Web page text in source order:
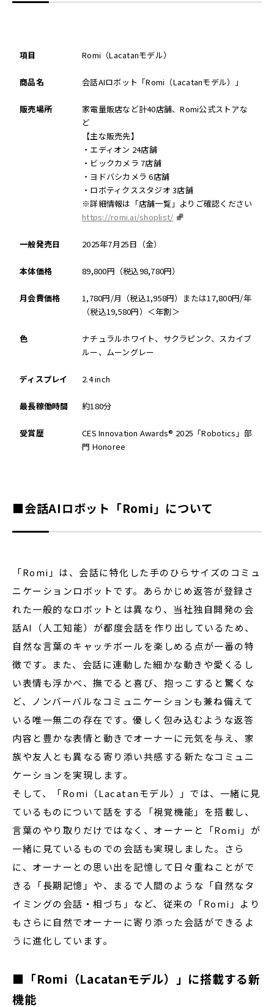
項目 Romi（Lacatanモデル）
商品名 会話AIロボット「Romi（Lacatanモデル）」
販売場所
家電量販店など計40店舗、Romi公式ストアな
ど
【主な販売先】
・エディオン 24店舗
・ビックカメラ 7店舗
・ヨドバシカメラ 6店舗
・ロボティクススタジオ 3店舗
※詳細情報は「店舗一覧」よりご確認ください
https://romi.ai/shoplist/
一般発売日 2025年7月25日（金）
本体価格 89,800円（税込98,780円）
月会費価格
1,780円/月（税込1,958円）または17,800円/年
（税込19,580円）＜年割＞
色
ナチュラルホワイト、サクラピンク、スカイブ
ルー、ムーングレー
ディスプレイ 2.4 inch
最長稼働時間 約180分
受賞歴
CES Innovation Awards® 2025「Robotics」部
門 Honoree
■会話AIロボット「Romi」について
「Romi」は、会話に特化した手のひらサイズのコミュ
ニケーションロボットです。あらかじめ返答が登録さ
れた一般的なロボットとは異なり、当社独自開発の会
話AI（人工知能）が都度会話を作り出しているため、
自然な言葉のキャッチボールを楽しめる点が一番の特
徴です。また、会話に連動した細かな動きや愛くるし
い表情も浮かべ、撫でると喜び、抱っこすると驚くな
ど、ノンバーバルなコミュニケーションも兼ね備えて
いる唯一無二の存在です。優しく包み込むような返答
内容と豊かな表情と動きでオーナーに元気を与え、家
族や友人とも異なる寄り添い共感する新たなコミュニ
ケーションを実現します。
そして、「Romi（Lacatanモデル）」では、一緒に見
ているものについて話をする「視覚機能」を搭載し、
言葉のやり取りだけではなく、オーナーと「Romi」が
一緒に見ているものでの会話も実現しました。さら
に、オーナーとの思い出を記憶して日々重ねことがで
きる「長期記憶」や、まるで人間のような「自然なタ
イミングの会話・相づち」など、従来の「Romi」より
もさらに自然でオーナーに寄り添った会話ができるよ
うに進化しています。
■「Romi（Lacatanモデル）」に搭載する新
機能